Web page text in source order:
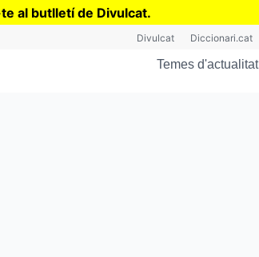
al butlletí de Divulcat.
Divulcat Diccionari.cat
Temes d'actualitat